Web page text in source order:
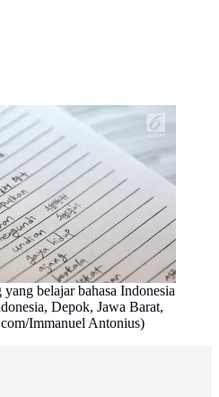
belajar bahasa Indonesia
Depok, Jawa Barat,
Immanuel Antonius)